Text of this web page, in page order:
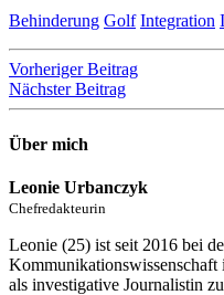
Behinderung Golf Integration
Beitragsnavigation
Vorheriger Beitrag
Nächster Beitrag
Über mich
Leonie Urbanczyk
Chefredakteurin
Leonie (25) ist seit 2016 bei
als investigative Journalistin